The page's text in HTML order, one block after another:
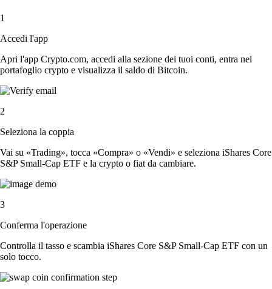
1
Accedi l'app
Apri l'app Crypto.com, accedi alla sezione dei tuoi conti, entra nel
portafoglio crypto e visualizza il saldo di Bitcoin.
2
Seleziona la coppia
Vai su «Trading», tocca «Compra» o «Vendi» e seleziona iShares Core
S&P Small-Cap ETF e la crypto o fiat da cambiare.
3
Conferma l'operazione
Controlla il tasso e scambia iShares Core S&P Small-Cap ETF con un
solo tocco.